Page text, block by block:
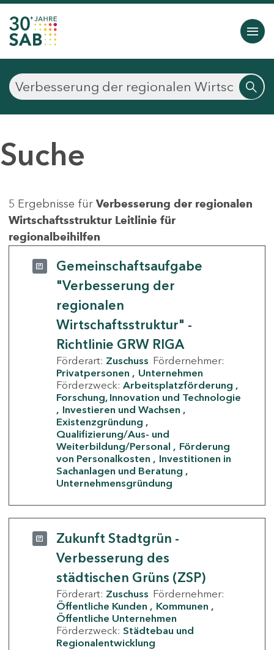
Suche
5 Ergebnisse für Verbesserung der regionalen
Wirtschaftsstruktur Leitlinie für
regionalbeihilfen
Gemeinschaftsaufgabe
"Verbesserung der
regionalen
Wirtschaftsstruktur" -
Richtlinie GRW RIGA
Förderart: Zuschuss Fördernehmer:
Privatpersonen
Unternehmen
Förderzweck: Arbeitsplatzförderung
Forschung, Innovation und Technologie
Investieren und Wachsen
Existenzgründung
Qualifizierung/Aus- und
Weiterbildung/Personal
Förderung
von Personalkosten
Investitionen in
Sachanlagen und Beratung
Unternehmensgründung
Zukunft Stadtgrün -
Verbesserung des
städtischen Grüns (ZSP)
Förderart: Zuschuss Fördernehmer:
Öffentliche Kunden
Kommunen
Öffentliche Unternehmen
Förderzweck: Städtebau und
Regionalentwicklung